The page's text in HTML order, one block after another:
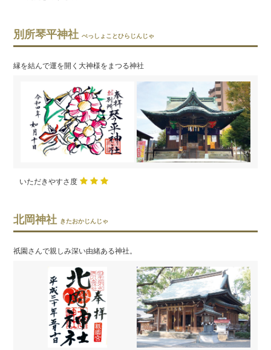
別所琴平神社べっしょことひらじんじゃ
縁を結んで運を開く大神様をまつる神社
いただきやすさ度
北岡神社 きたおかじんじゃ
祇園さんで親しみ深い由緒ある神社。